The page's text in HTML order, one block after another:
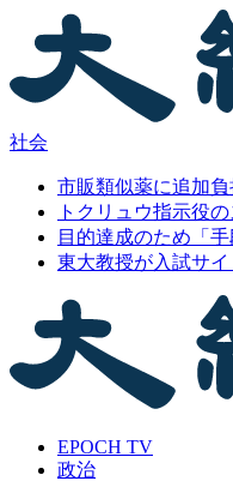
社会
市販類似薬に追加
トクリュウ指示役
目的達成のため「
東大教授が入試サ
EPOCH TV
政治